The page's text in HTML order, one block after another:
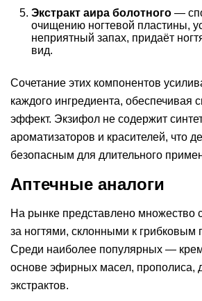
Экстракт аира болотного —
очищению ногтевой пластины,
неприятный запах, придаёт
вид.
Сочетание этих компонентов
каждого ингредиента, обеспечивая
эффект. Экзифол не содержит
ароматизаторов и красителей, что
безопасным для длительного
Аптечные аналоги
На рынке представлено множество
за ногтями, склонными к грибковым
Среди наиболее популярных —
основе эфирных масел, прополиса,
экстрактов.